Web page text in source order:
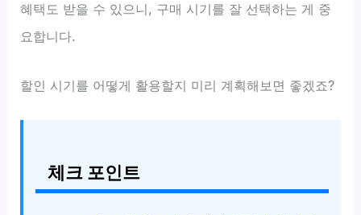
혜택도 받을 수 있으니, 구매 시기를 잘 선택하는 게 중
요합니다.
할인 시기를 어떻게 활용할지 미리 계획해보면 좋겠죠?
체크 포인트